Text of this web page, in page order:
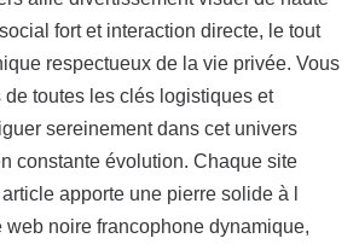
fort et interaction directe, le tout
respectueux de la vie privée. Vous
toutes les clés logistiques et
sereinement dans cet univers
constante évolution. Chaque site
apporte une pierre solide à l
noire francophone dynamique,